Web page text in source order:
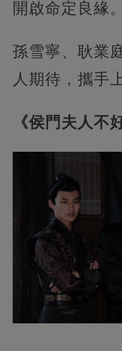
開啟命定良緣。
孫雪寧、耿業
人期待，攜手
《侯門夫人不